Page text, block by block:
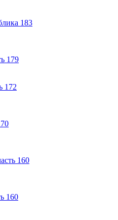
183
179
172
160
160